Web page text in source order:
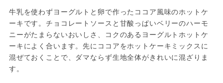
牛乳を使わずヨーグルトと卵で作ったココア風味のホットケ
ーキです。チョコレートソースと甘酸っぱいベリーのハーモ
ニーがたまらないおいしさ、コクのあるヨーグルトホットケ
ーキによく合います。先にココアをホットケーキミックスに
混ぜておくことで、ダマならず生地全体がきれいに混ざりま
す。